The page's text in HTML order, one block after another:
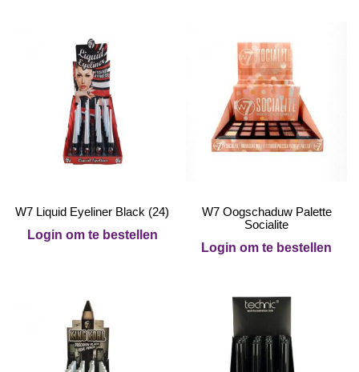
W7 Liquid Eyeliner Black (24)
Login om te bestellen
W7 Oogschaduw Palette
Socialite
Login om te bestellen